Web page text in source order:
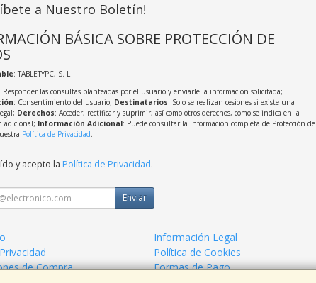
a Nuestro Boletín!
BÁSICA SOBRE PROTECCIÓN DE
: TABLETYPC, S. L
: Responder las consultas planteadas por el usuario y enviarle la información solicitada;
: Consentimiento del usuario; Destinatarios: Solo se realizan cesiones si existe una
Derechos: Acceder, rectificar y suprimir, así como otros derechos, como se indica en la
adicional; Información Adicional: Puede consultar la información completa de Protección de
Política de Privacidad.
y acepto la Política de Privacidad.
Enviar
Información Legal
Política de Cookies
de Compra
Formas de Pago